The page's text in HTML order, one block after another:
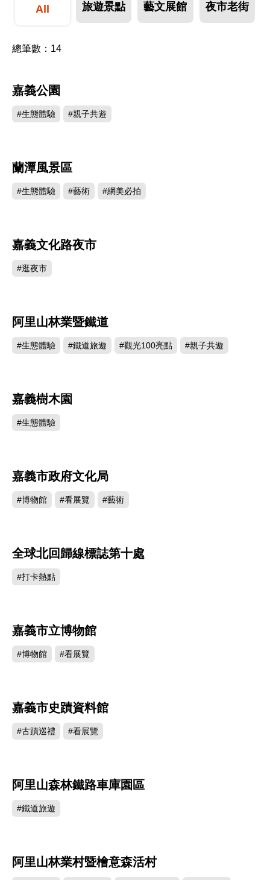
知性又感性的情愫與風采。
埤，東西寬約1公里，南北長約2公里，潭呈葫蘆
水戰之用，如今為嘉義市水源，市民中秋賞月好去
處。彌陀寺旁的義民塔建於西元1938年，塔內祀有
園地。
近數十年來，嘉義市已創造出著名的「石猴」雕刻
管樂界的盛事，阿里山森林鐵道傳奇，更博得國際
媒體的讚譽。
All 旅遊景點 藝文展館 夜市老街
總筆數： 14
嘉義公園
#生態體驗 #親子共遊
蘭潭風景區
#生態體驗 #藝術 #網美必拍
嘉義文化路夜市
#逛夜市
阿里山林業暨鐵道
#生態體驗 #鐵道旅遊 #觀光100亮點 #親子共遊
嘉義樹木園
#生態體驗
嘉義市政府文化局
#博物館 #看展覽 #藝術
全球北回歸線標誌第十處
#打卡熱點
嘉義市立博物館
#博物館 #看展覽
嘉義市史蹟資料館
#古蹟巡禮 #看展覽
阿里山森林鐵路車庫園區
#鐵道旅遊
阿里山林業村暨檜意森活村